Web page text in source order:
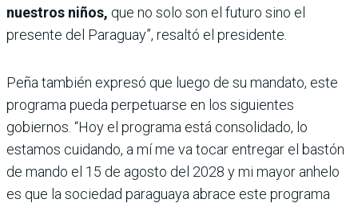
nuestros niños, que no solo son el futuro sino el
presente del Paraguay”, resaltó el presidente.
Peña también expresó que luego de su mandato, este
programa pueda perpetuarse en los siguientes
gobiernos. “Hoy el programa está consolidado, lo
estamos cuidando, a mí me va tocar entregar el bastón
de mando el 15 de agosto del 2028 y mi mayor anhelo
es que la sociedad paraguaya abrace este programa